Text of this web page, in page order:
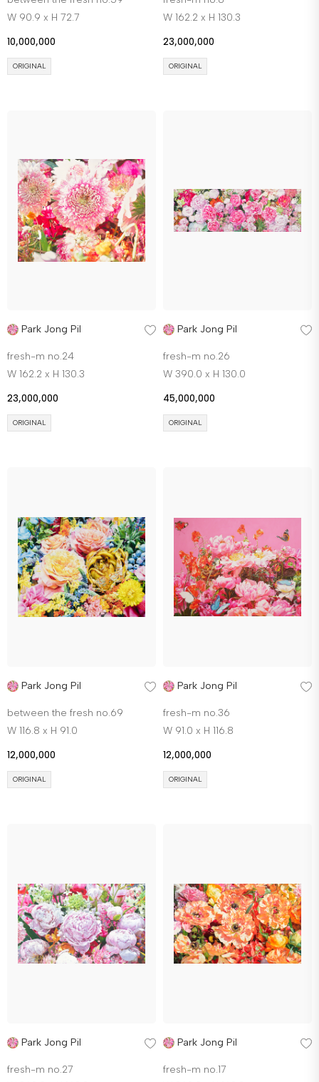
W 90.9 x H 72.7
10,000,000
ORIGINAL
W 162.2 x H 130.3
23,000,000
ORIGINAL
Park Jong Pil
fresh-m no.24
W 162.2 x H 130.3
23,000,000
ORIGINAL
Park Jong Pil
fresh-m no.26
W 390.0 x H 130.0
45,000,000
ORIGINAL
Park Jong Pil
between the fresh no.69
W 116.8 x H 91.0
12,000,000
ORIGINAL
Park Jong Pil
fresh-m no.36
W 91.0 x H 116.8
12,000,000
ORIGINAL
Park Jong Pil
fresh-m no.27
Park Jong Pil
fresh-m no.17